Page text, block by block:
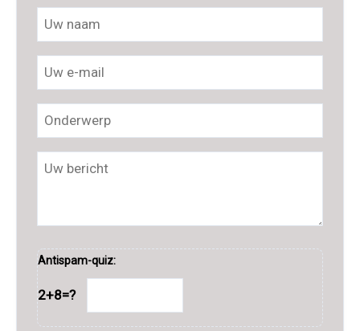
Antispam-quiz:
2+8=?